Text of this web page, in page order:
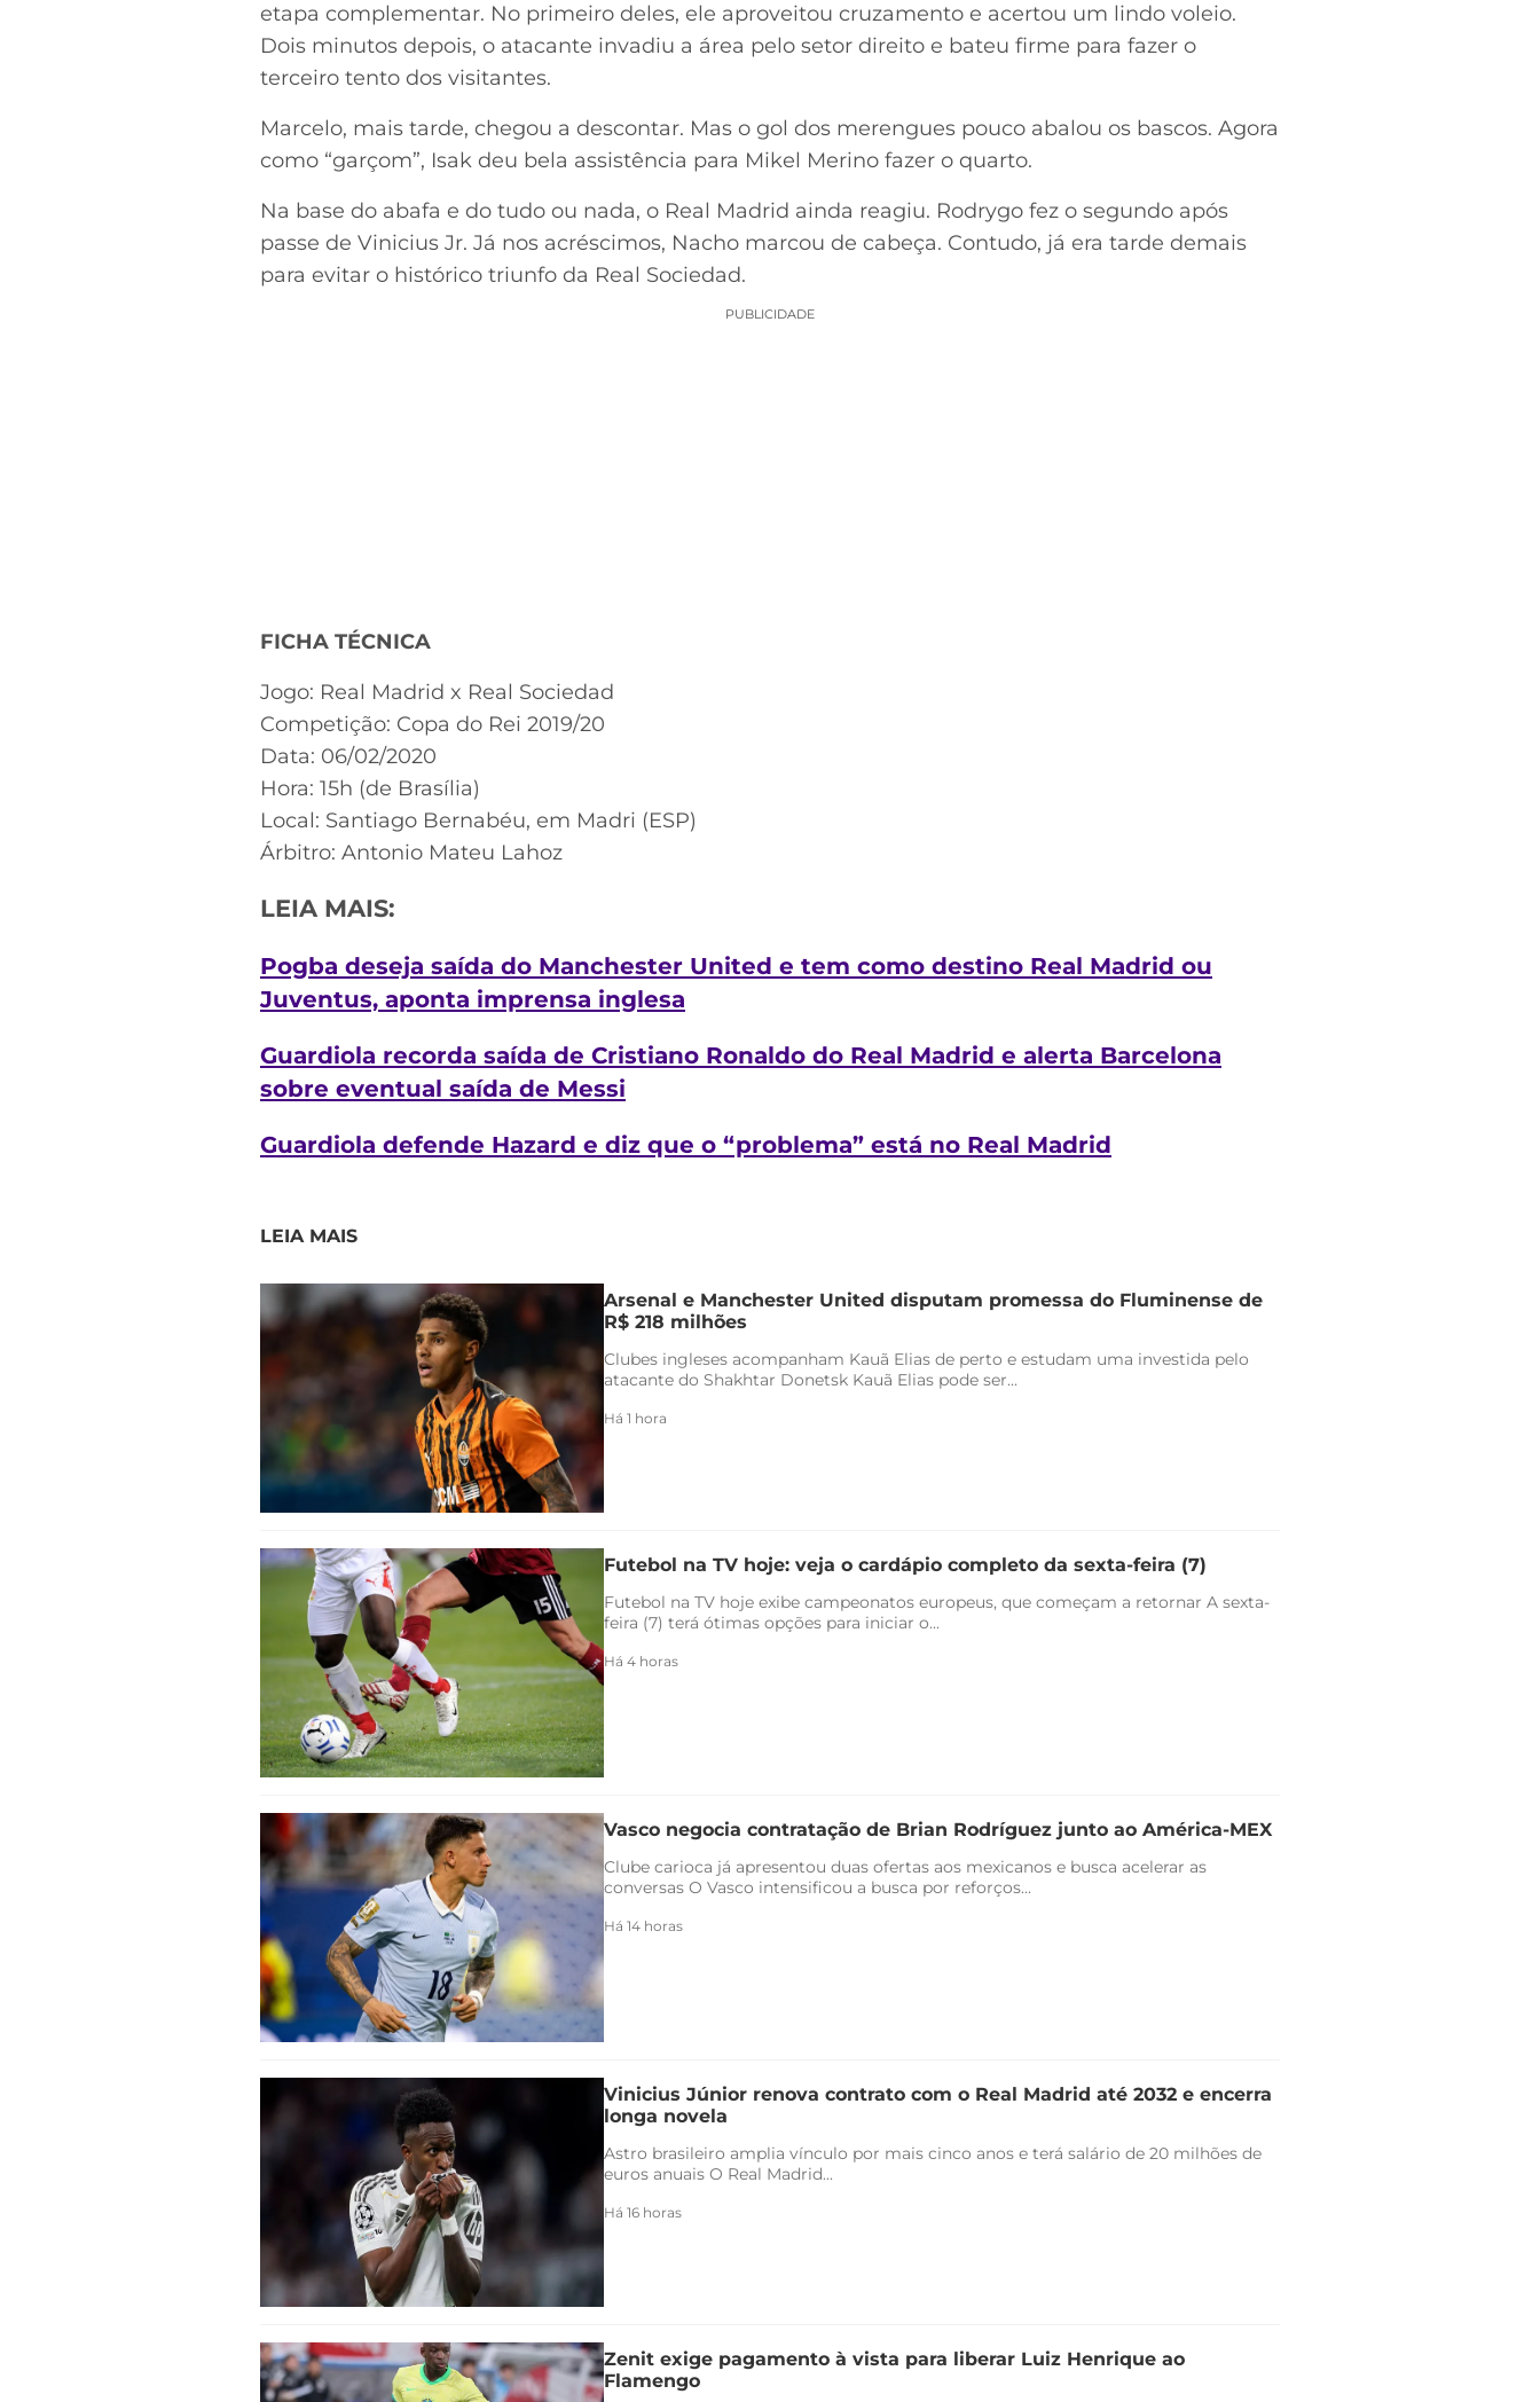
etapa complementar. No primeiro deles, ele aproveitou cruzamento e acertou um lindo voleio.
Dois minutos depois, o atacante invadiu a área pelo setor direito e bateu firme para fazer o
terceiro tento dos visitantes.
Marcelo, mais tarde, chegou a descontar. Mas o gol dos merengues pouco abalou os bascos. Agora
como “garçom”, Isak deu bela assistência para Mikel Merino fazer o quarto.
Na base do abafa e do tudo ou nada, o Real Madrid ainda reagiu. Rodrygo fez o segundo após
passe de Vinicius Jr. Já nos acréscimos, Nacho marcou de cabeça. Contudo, já era tarde demais
para evitar o histórico triunfo da Real Sociedad.
PUBLICIDADE
FICHA TÉCNICA
​Jogo: Real Madrid x Real Sociedad
Competição: ​Copa do Rei 2019/20
​Data: ​06/02/2020
​Hora: ​15h (de Brasília)
​Local: ​Santiago Bernabéu, em Madri (ESP)
​Árbitro: ​Antonio Mateu Lahoz
LEIA MAIS:
Pogba deseja saída do Manchester United e tem como destino Real Madrid ou
Juventus, aponta imprensa inglesa
Guardiola recorda saída de Cristiano Ronaldo do Real Madrid e alerta Barcelona
sobre eventual saída de Messi
Guardiola defende Hazard e diz que o “problema” está no Real Madrid
LEIA MAIS
Arsenal e Manchester United disputam promessa do Fluminense de
R$ 218 milhões
Clubes ingleses acompanham Kauã Elias de perto e estudam uma investida pelo
atacante do Shakhtar Donetsk Kauã Elias pode ser...
Há 1 hora
Futebol na TV hoje: veja o cardápio completo da sexta-feira (7)
Futebol na TV hoje exibe campeonatos europeus, que começam a retornar A sexta-
feira (7) terá ótimas opções para iniciar o...
Há 4 horas
Vasco negocia contratação de Brian Rodríguez junto ao América-MEX
Clube carioca já apresentou duas ofertas aos mexicanos e busca acelerar as
conversas O Vasco intensificou a busca por reforços...
Há 14 horas
Vinicius Júnior renova contrato com o Real Madrid até 2032 e encerra
longa novela
Astro brasileiro amplia vínculo por mais cinco anos e terá salário de 20 milhões de
euros anuais O Real Madrid...
Há 16 horas
Zenit exige pagamento à vista para liberar Luiz Henrique ao
Flamengo